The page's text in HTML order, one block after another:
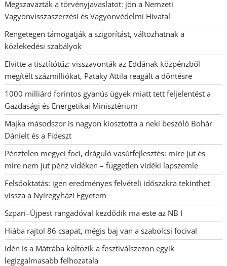
Megszavazták a törvényjavaslatot: jön a Nemzeti
Vagyonvisszaszerzési és Vagyonvédelmi Hivatal
Rengetegen támogatják a szigorítást, változhatnak a
közlekedési szabályok
Elvitte a tisztítótűz: visszavonták az Eddának közpénzből
megítélt százmilliókat, Pataky Attila reagált a döntésre
1000 milliárd forintos gyanús ügyek miatt tett feljelentést a
Gazdasági és Energetikai Minisztérium
Majka másodszor is nagyon kiosztotta a neki beszóló Bohár
Dánielt és a Fideszt
Pénztelen megyei foci, dráguló vasútfejlesztés: mire jut és
mire nem jut pénz vidéken – független vidéki lapszemle
Felsőoktatás: igen eredményes felvételi időszakra tekinthet
vissza a Nyíregyházi Egyetem
Szpari–Újpest rangadóval kezdődik ma este az NB I
Hiába rajtol 86 csapat, mégis baj van a szabolcsi focival
Idén is a Mátrába költözik a fesztiválszezon egyik
legizgalmasabb felhozatala